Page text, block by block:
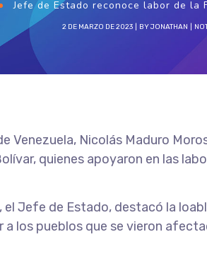
Jefe de Estado reconoce labor de la
2 DE MARZO DE 2023 BYJONATHAN
Venezuela, Nicolás Maduro
quienes apoyaron en las
el Jefe de Estado, destacó la
los pueblos que se vieron